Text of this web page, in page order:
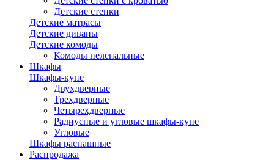
Детские стенки
Детские матрасы
Детские диваны
Детские комоды
Комоды пеленальные
Шкафы
Шкафы-купе
Двухдверные
Трехдверные
Четырехдверные
Радиусные и угловые шкафы-купе
Угловые
Шкафы распашные
Распродажа